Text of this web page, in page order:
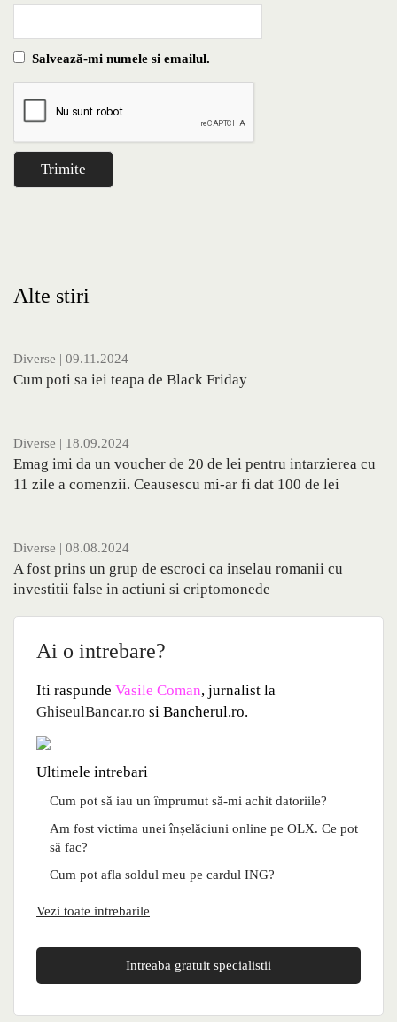
Salvează-mi numele si emailul.
Alte stiri
Diverse | 09.11.2024
Cum poti sa iei teapa de Black Friday
Diverse | 18.09.2024
Emag imi da un voucher de 20 de lei pentru intarzierea cu
11 zile a comenzii. Ceausescu mi-ar fi dat 100 de lei
Diverse | 08.08.2024
A fost prins un grup de escroci ca inselau romanii cu
investitii false in actiuni si criptomonede
Ai o intrebare?
Iti raspunde Vasile Coman, jurnalist la
GhiseulBancar.ro si Bancherul.ro.
Ultimele intrebari
Cum pot să iau un împrumut să-mi achit datoriile?
Am fost victima unei înșelăciuni online pe OLX. Ce pot
să fac?
Cum pot afla soldul meu pe cardul ING?
Vezi toate intrebarile
Intreaba gratuit specialistii